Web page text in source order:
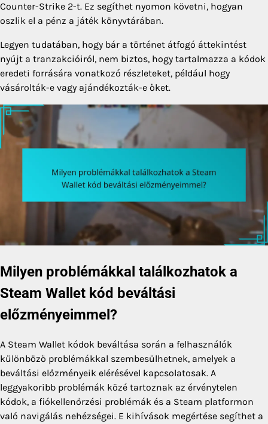
Counter-Strike 2-t. Ez segíthet nyomon követni, hogyan
oszlik el a pénz a játék könyvtárában.
Legyen tudatában, hogy bár a történet átfogó áttekintést
nyújt a tranzakcióiról, nem biztos, hogy tartalmazza a kódok
eredeti forrására vonatkozó részleteket, például hogy
vásárolták-e vagy ajándékozták-e őket.
Milyen problémákkal találkozhatok a
Steam Wallet kód beváltási
előzményeimmel?
A Steam Wallet kódok beváltása során a felhasználók
különböző problémákkal szembesülhetnek, amelyek a
beváltási előzményeik elérésével kapcsolatosak. A
leggyakoribb problémák közé tartoznak az érvénytelen
kódok, a fiókellenőrzési problémák és a Steam platformon
való navigálás nehézségei. E kihívások megértése segíthet a